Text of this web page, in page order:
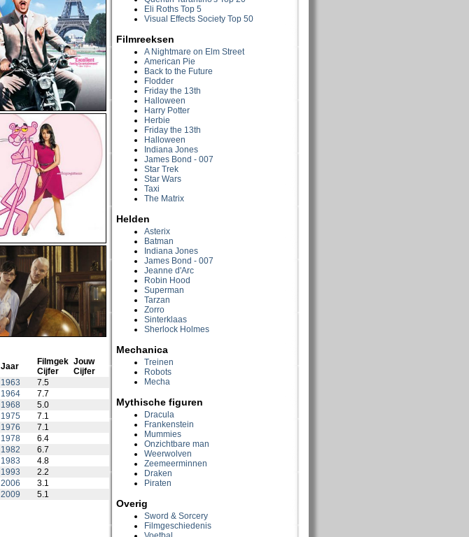
Eli Roths Top 5
Visual Effects Society Top 50
Filmreeksen
A Nightmare on Elm Street
American Pie
Back to the Future
Flodder
Friday the 13th
Halloween
Harry Potter
Herbie
Friday the 13th
Halloween
Indiana Jones
James Bond - 007
Star Trek
Star Wars
Taxi
The Matrix
Helden
Asterix
Batman
Indiana Jones
James Bond - 007
Jeanne d'Arc
Robin Hood
Superman
Tarzan
Zorro
Sinterklaas
Sherlock Holmes
Mechanica
Treinen
Robots
Mecha
Mythische figuren
Dracula
Frankenstein
Mummies
Onzichtbare man
Weerwolven
Zeemeerminnen
Draken
Piraten
Overig
Sword & Sorcery
Filmgeschiedenis
Jaar
Filmgek
Cijfer
Jouw
Cijfer
1963
7.5
1964
7.7
1968
5.0
1975
7.1
1976
7.1
1978
6.4
1982
6.7
1983
4.8
1993
2.2
2006
3.1
2009 5.1